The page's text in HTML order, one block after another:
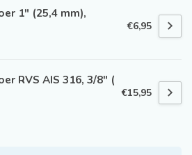
1" (25,4 mm),
€6,95
RVS AIS 316, 3/8" (
€15,95